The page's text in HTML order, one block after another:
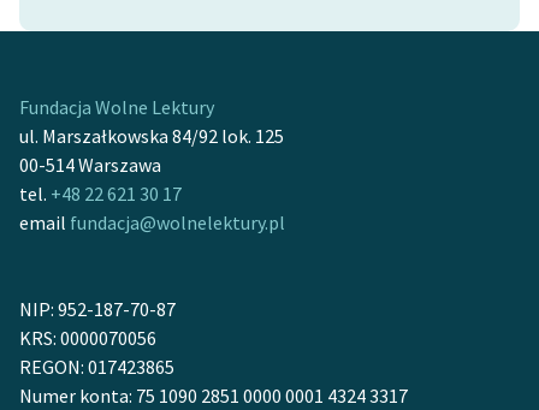
Popularyzacja
Ręce pełne poezji
Kolekcje edukacyjne
twórców przechodzących
do domeny publicznej,
Odkurzamy bohaterów
Szkoła Poezji Wolnych
Fundacja Wolne Lektury
ul. Marszałkowska 84/92 lok. 125
00-514 Warszawa
tel. +48 22 621 30 17
email fundacja@wolnelektury.pl
NIP: 952-187-70-87
KRS: 0000070056
REGON: 017423865
Numer konta: 75 1090 2851 0000 0001 4324 3317